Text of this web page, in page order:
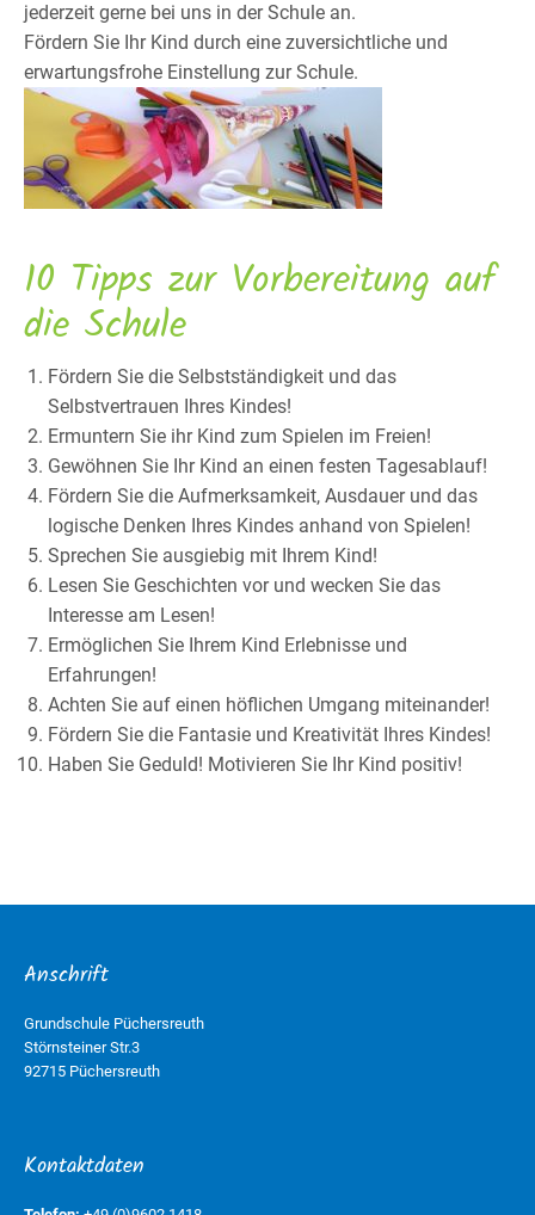
jederzeit gerne bei uns in der Schule an.
Fördern Sie Ihr Kind durch eine zuversichtliche und
erwartungsfrohe Einstellung zur Schule.
10 Tipps zur Vorbereitung auf
die Schule
Fördern Sie die Selbstständigkeit und das
Selbstvertrauen Ihres Kindes!
Ermuntern Sie ihr Kind zum Spielen im Freien!
Gewöhnen Sie Ihr Kind an einen festen Tagesablauf!
Fördern Sie die Aufmerksamkeit, Ausdauer und das
logische Denken Ihres Kindes anhand von Spielen!
Sprechen Sie ausgiebig mit Ihrem Kind!
Lesen Sie Geschichten vor und wecken Sie das
Interesse am Lesen!
Ermöglichen Sie Ihrem Kind Erlebnisse und
Erfahrungen!
Achten Sie auf einen höflichen Umgang miteinander!
Fördern Sie die Fantasie und Kreativität Ihres Kindes!
Haben Sie Geduld! Motivieren Sie Ihr Kind positiv!
Anschrift
Grundschule Püchersreuth
Störnsteiner Str.3
92715 Püchersreuth
Kontaktdaten